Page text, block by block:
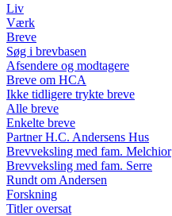
Liv
Værk
Breve
Søg i brevbasen
Afsendere og modtagere
Breve om HCA
Ikke tidligere trykte breve
Alle breve
Enkelte breve
Partner H.C. Andersens Hus
Brevveksling med fam. Melchior
Brevveksling med fam. Serre
Rundt om Andersen
Forskning
Titler oversat